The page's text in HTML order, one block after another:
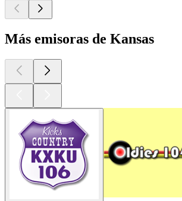
Más emisoras de Kansas